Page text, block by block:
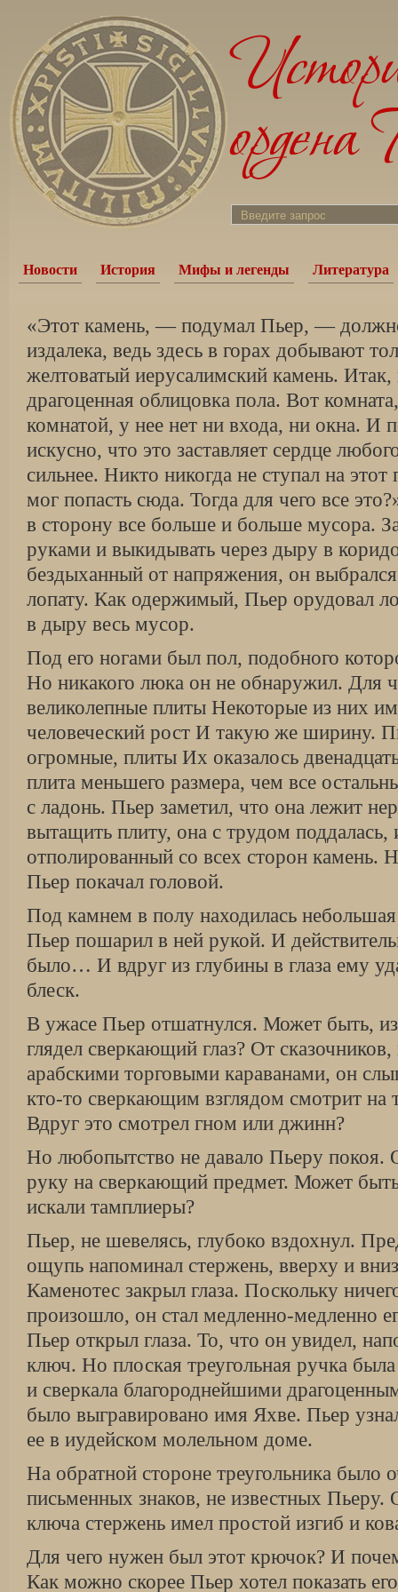
Новости История Мифы и легенды Литература
«Этот камень, — подумал Пьер, —
издалека, ведь здесь в горах добывают
желтоватый иерусалимский камень.
драгоценная облицовка пола. Вот
комнатой, у нее нет ни входа, ни окна. И
искусно, что это заставляет сердце
сильнее. Никто никогда не ступал на этот
мог попасть сюда. Тогда для чего все
в сторону все больше и больше мусора.
руками и выкидывать через дыру в
бездыханный от напряжения, он
лопату. Как одержимый, Пьер орудовал
в дыру весь мусор.
Под его ногами был пол, подобного
Но никакого люка он не обнаружил. Для
великолепные плиты Некоторые из них
человеческий рост И такую же ширину.
огромные, плиты Их оказалось
плита меньшего размера, чем все
с ладонь. Пьер заметил, что она лежит
вытащить плиту, она с трудом поддалась,
отполированный со всех сторон камень.
Пьер покачал головой.
Под камнем в полу находилась
Пьер пошарил в ней рукой. И
было… И вдруг из глубины в глаза ему
блеск.
В ужасе Пьер отшатнулся. Может быть,
глядел сверкающий глаз? От
арабскими торговыми караванами, он
кто-то сверкающим взглядом смотрит на
Вдруг это смотрел гном или джинн?
Но любопытство не давало Пьеру
руку на сверкающий предмет. Может
искали тамплиеры?
Пьер, не шевелясь, глубоко вздохнул.
ощупь напоминал стержень, вверху и
Каменотес закрыл глаза. Поскольку
произошло, он стал медленно-медленно
Пьер открыл глаза. То, что он увидел,
ключ. Но плоская треугольная ручка была
и сверкала благороднейшими
было выгравировано имя Яхве. Пьер
ее в иудейском молельном доме.
На обратной стороне треугольника было
письменных знаков, не известных Пьеру.
ключа стержень имел простой изгиб и
Для чего нужен был этот крючок? И
Как можно скорее Пьер хотел показать